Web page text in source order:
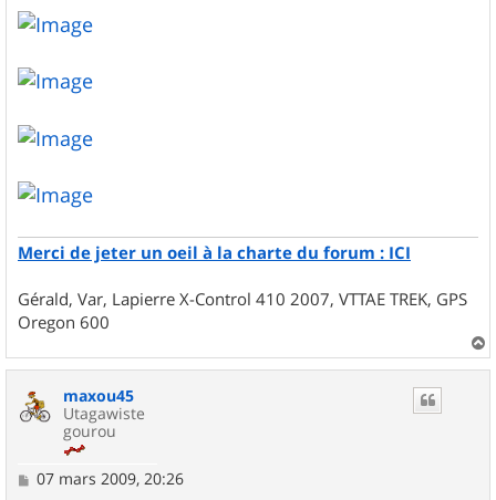
Merci de jeter un oeil à la charte du forum : ICI
Gérald, Var, Lapierre X-Control 410 2007, VTTAE TREK, GPS
Oregon 600
a
maxou45
Utagawiste
gourou
M
07 mars 2009, 20:26